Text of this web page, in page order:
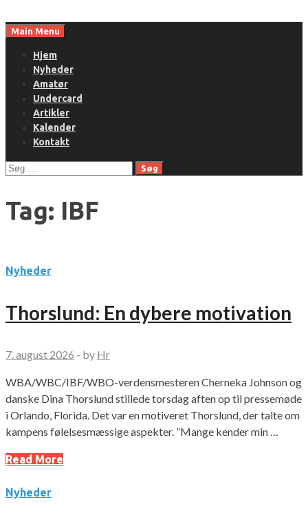
toMain Menu
Hjem
Nyheder
Amatør
Undercard
Artikler
Kalender
Kontakt
Søg
Tag: IBF
Nyheder
Thorslund: En dybere motivation
7. august 2026 - by Hr
WBA/WBC/IBF/WBO-verdensmesteren Cherneka Johnson og
danske Dina Thorslund stillede torsdag aften op til pressemøde
i Orlando, Florida. Det var en motiveret Thorslund, der talte om
kampens følelsesmæssige aspekter. ”Mange kender min …
Read More
Nyheder